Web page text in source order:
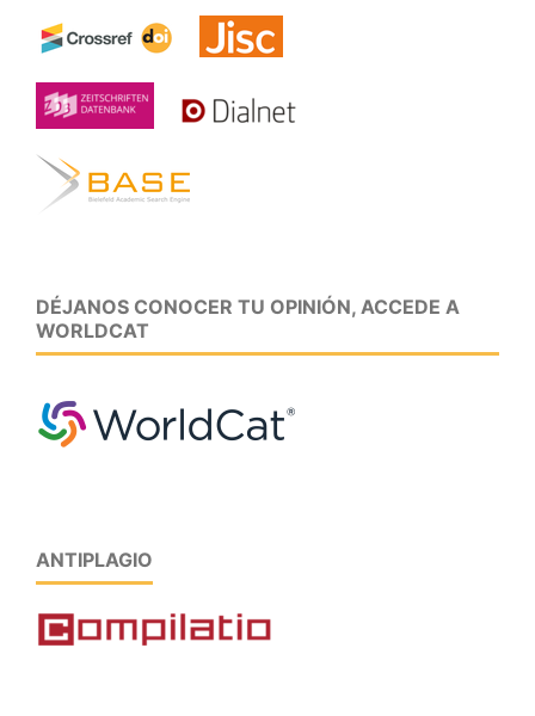
DÉJANOS CONOCER TU OPINIÓN, ACCEDE A
WORLDCAT
ANTIPLAGIO